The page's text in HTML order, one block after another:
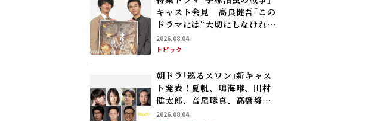
キャスト会見 高良健吾｢この
ドラマには“大切にしなければ
いけない何か”が､120％映っ
ている」
2026.08.04
トピック
朝ドラ｢巡るスワン｣新キャス
ト発表！夏帆、鳴海唯、田村
健太郎、音尾琢真、高橋努、
大倉孝二、角田晃広――主人公･美
2026.08.04